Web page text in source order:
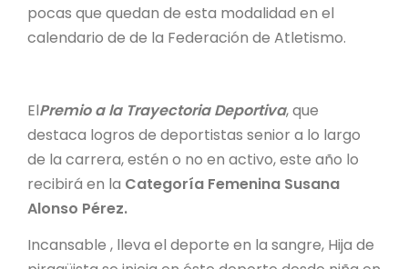
pocas que quedan de esta modalidad en el
calendario de de la Federación de Atletismo.
ElPremio a la Trayectoria Deportiva, que
destaca logros de deportistas senior a lo largo
de la carrera, estén o no en activo, este año lo
recibirá en la Categoría Femenina Susana
Alonso Pérez.
Incansable , lleva el deporte en la sangre, Hija de